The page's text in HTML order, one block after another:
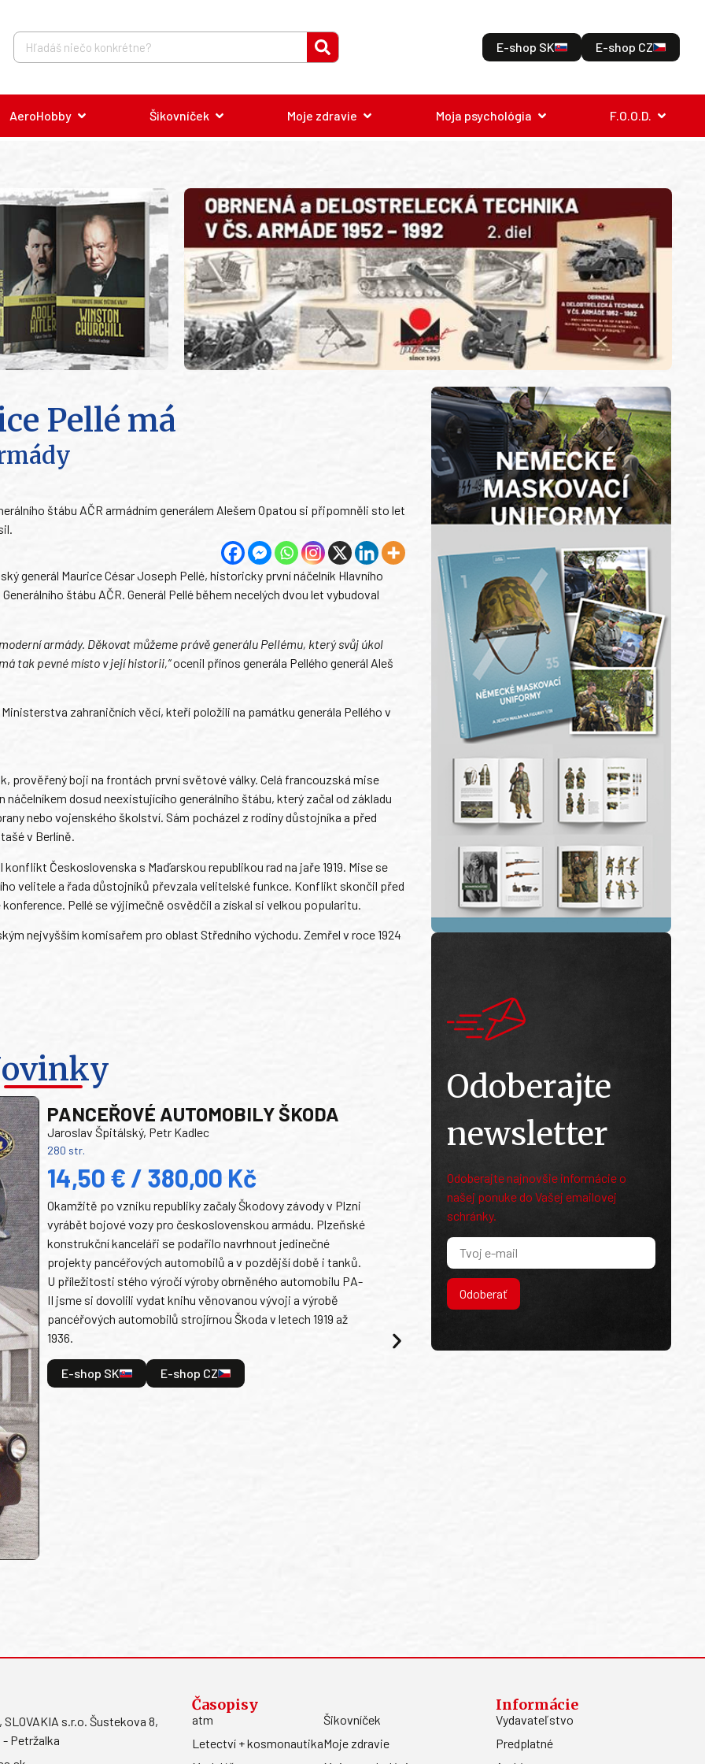
E-shop SK E-shop CZ
AeroHobby Šikovníček Moje zdravie Moja psychológia F.O.O.D.
Pellé má
štábu AČR armádním generálem Alešem Opatou si připomněli sto let
generál Maurice César Joseph Pellé, historicky první náčelník Hlavního
štábu AČR. Generál Pellé během necelých dvou let vybudoval
armády. Děkovat můžeme právě generálu Pellému, který svůj úkol
tak pevné místo v její historii,“ocenil přínos generála Pellého generál Aleš
zahraničních věcí, kteří položili na památku generála Pellého v
prověřený boji na frontách první světové války. Celá francouzská mise
dosud neexistujícího generálního štábu, který začal od základu
nebo vojenského školství. Sám pocházel z rodiny důstojníka a před
v Berlíně.
Československa s Maďarskou republikou rad na jaře 1919. Mise se
velitele a řada důstojníků převzala velitelské funkce. Konflikt skončil před
Pellé se výjimečně osvědčil a získal si velkou popularitu.
nejvyšším komisařem pro oblast Středního východu. Zemřel v roce 1924
PANCEŘOVÉ AUTOMOBILY ŠKODA
Jaroslav Špitálský, Petr Kadlec
280 str.
14,50 € / 380,00 Kč
Okamžitě po vzniku republiky začaly Škodovy závody v Plzni
vyrábět bojové vozy pro československou armádu. Plzeňské
konstrukční kanceláři se podařilo navrhnout jedinečné
projekty pancéřových automobilů a v pozdější době i tanků.
U příležitosti stého výročí výroby obrněného automobilu PA-
II jsme si dovolili vydat knihu věnovanou vývoji a výrobě
pancéřových automobilů strojírnou Škoda v letech 1919 až
1936.
E-shop SK E-shop CZ
Odoberajte
newsletter
Odoberajte najnovšie informácie o
našej ponuke do Vašej emailovej
schránky.
Odoberať
SLOVAKIA s.r.o. Šustekova 8,
- Petržalka
Časopisy
atm
Letectví + kosmonautika
Šikovníček
Moje zdravie
Informácie
Vydavateľstvo
Predplatné